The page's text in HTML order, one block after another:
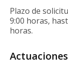
Plazo de
9:00 horas,
horas.